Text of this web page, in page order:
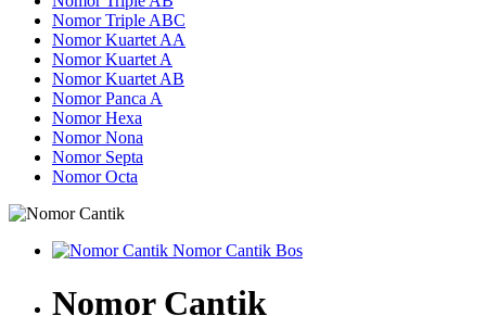
Nomor Triple ABC
Nomor Kuartet AA
Nomor Kuartet A
Nomor Kuartet AB
Nomor Panca A
Nomor Hexa
Nomor Nona
Nomor Septa
Nomor Octa
Nomor Cantik